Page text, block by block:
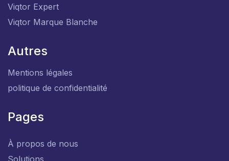
Viqtor.eu
Viqtor Expert
Mentions légales
À propos de nous